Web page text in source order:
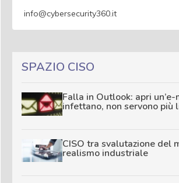
info@cybersecurity360.it
SPAZIO CISO
Falla in Outlook: apri
infettano, non servono più
CISO tra svalutazione del
realismo industriale